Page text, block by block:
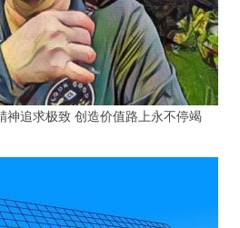
神追求极致 创造价值路上永不停竭